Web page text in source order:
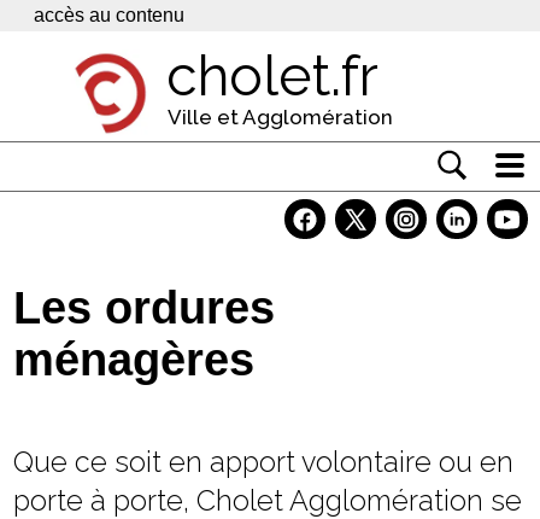
Panneau de gestion des cookies
accès au contenu
cholet.fr
Ville et Agglomération
Economie
Services
Les ordures
ménagères
Que ce soit en apport volontaire ou en
porte à porte, Cholet Agglomération se